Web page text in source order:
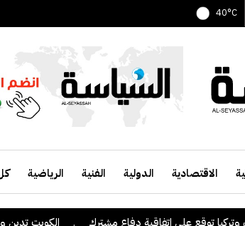
40°C
الاقتصادية الدولية الفنية الرياضية
على اتفاقية دفاع مشترك . الكويت تدين وتستنكر